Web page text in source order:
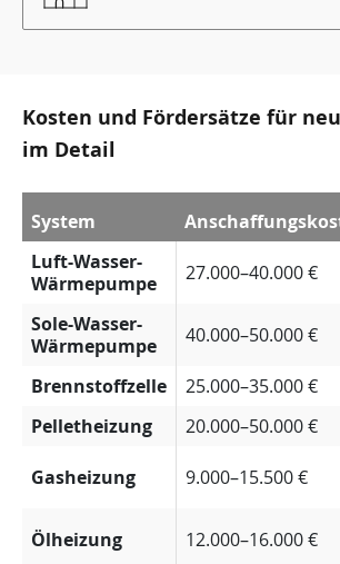
Kosten und Fördersätze für
im Detail
System
Luft-Wasser-
Wärmepumpe
27.000–40.000 €
Sole-Wasser-
Wärmepumpe
40.000–50.000 €
Brennstoffzelle 25.000–35.000 €
Pelletheizung
20.000–50.000 €
Gasheizung 9.000–15.500 €
Ölheizung 12.000–16.000 €